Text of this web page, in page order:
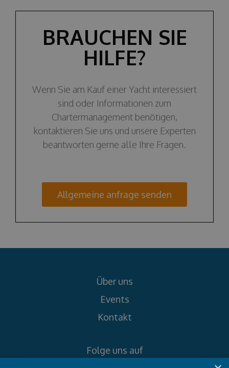
BRAUCHEN SIE
HILFE?
Wenn Sie am Kauf einer Yacht interessiert
sind oder Informationen zum
Chartermanagement benötigen,
kontaktieren Sie uns und unsere Experten
beantworten gerne alle Ihre Fragen.
Allgemeine anfrage senden
Über uns
Events
Kontakt
Folge uns auf